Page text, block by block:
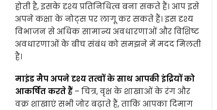
होती है, इसके दृश्य प्रतिनिधित्व बना सकते हैं। आप इसे
अपने कक्षा के नोट्स पर लागू कर सकते हैं। इस दृश्य
विभाजन से अधिक सामान्य अवधारणाओं और विशिष्ट
अवधारणाओं के बीच संबंध को समझने में मदद मिलती
है।
माइंड मैप अपने दृश्य तत्वों के साथ आपकी इंद्रियों को
आकर्षित करते हैं – चित्र, वृक्ष के शाखाओं के रंग और
वक्र शाखाएं सभी जोर बढ़ाते हैं, ताकि आपका दिमाग